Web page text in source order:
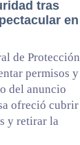
tras
en
de Protección
permisos y
del anuncio
ofreció cubrir
y retirar la